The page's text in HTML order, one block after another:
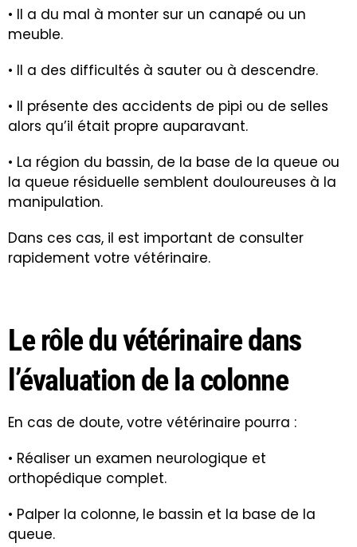
• Il a du mal à monter sur un canapé ou un
meuble.
• Il a des difficultés à sauter ou à descendre.
• Il présente des accidents de pipi ou de selles
alors qu’il était propre auparavant.
• La région du bassin, de la base de la queue ou
la queue résiduelle semblent douloureuses à la
manipulation.
Dans ces cas, il est important de consulter
rapidement votre vétérinaire.
Le rôle du vétérinaire dans
l’évaluation de la colonne
En cas de doute, votre vétérinaire pourra :
• Réaliser un examen neurologique et
orthopédique complet.
• Palper la colonne, le bassin et la base de la
queue.